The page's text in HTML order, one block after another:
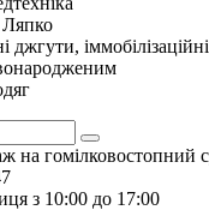
Ляпко
джгути,
на гомілковостопний
з 10:00 до 17:00